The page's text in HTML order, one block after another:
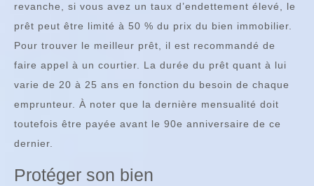
revanche, si vous avez un taux d’endettement élevé, le
prêt peut être limité à 50 % du prix du bien immobilier.
Pour trouver le meilleur prêt, il est recommandé de
faire appel à un courtier. La durée du prêt quant à lui
varie de 20 à 25 ans en fonction du besoin de chaque
emprunteur. À noter que la dernière mensualité doit
toutefois être payée avant le 90e anniversaire de ce
dernier.
Protéger son bien